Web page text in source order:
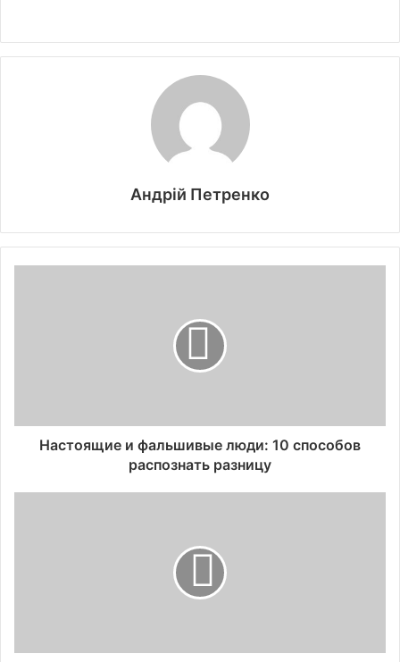
Андрій Петренко
Настоящие и фальшивые люди: 10 способов
распознать разницу